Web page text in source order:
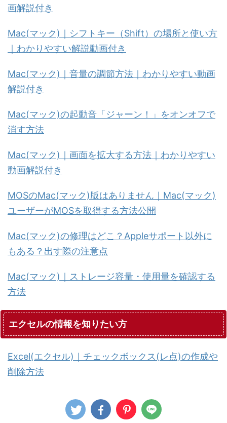
画解説付き
Mac(マック)｜シフトキー（Shift）の場所と使い方
｜わかりやすい解説動画付き
Mac(マック)｜音量の調節方法｜わかりやすい動画
解説付き
Mac(マック)の起動音「ジャーン！」をオンオフで
消す方法
Mac(マック)｜画面を拡大する方法｜わかりやすい
動画解説付き
MOSのMac(マック)版はありません｜Mac(マック)
ユーザーがMOSを取得する方法公開
Mac(マック)の修理はどこ？Appleサポート以外に
もある？出す際の注意点
Mac(マック)｜ストレージ容量・使用量を確認する
方法
エクセルの情報を知りたい方
Excel(エクセル)｜チェックボックス(レ点)の作成や
削除方法